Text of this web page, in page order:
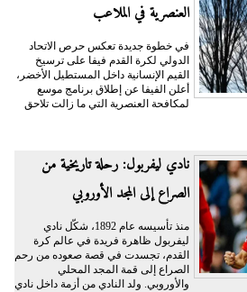
العنصرية في الملاعب
في خطوة جديدة تعكس حرص الاتحاد
الدولي لكرة القدم فيفا على ترسيخ
القيم الإنسانية داخل المستطيل الأخضر،
أعلن الفيفا عن إطلاق برنامج موسع
لمكافحة العنصرية التي ما زالت تلاحق
نادي ليفربول: رحلة تاريخية من
الصراع إلى المجد الأوروبي
منذ تأسيسه عام 1892، شكّل نادي
ليفربول ظاهرة فريدة في عالم كرة
القدم، تجسدت في قصة صعوده من رحم
الصراع إلى قمة المجد المحلي
والأوروبي. ولد النادي من أزمة داخل نادي